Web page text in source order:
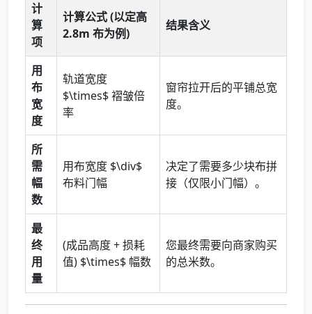
计
算
项
计算公式 (以定高
2.8m 布为例)
结果含义
用
布
宽
度
轨道宽度
$\times$ 褶皱倍
率
窗帘拉开后的平铺总宽
度。
所
需
幅
数
用布宽度 $\div$
布料门幅
决定了需要多少块布拼
接（仅限小门幅）。
最
终
用
量
(成品高度 + 损耗
值) $\times$ 幅数
您最终需要向商家购买
的总米数。